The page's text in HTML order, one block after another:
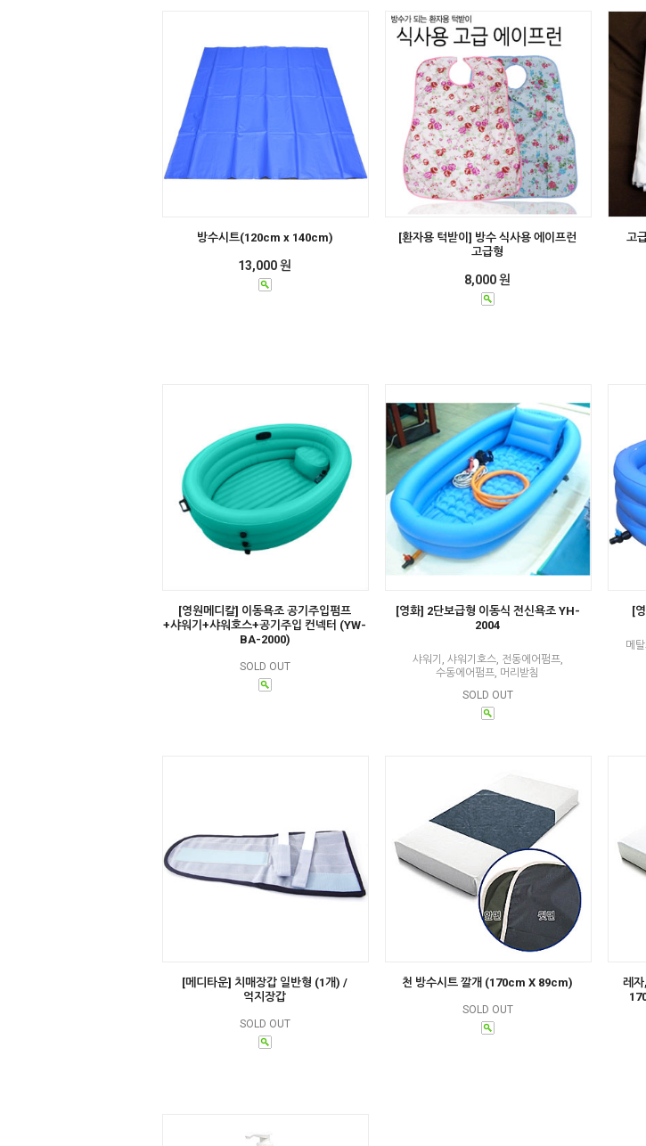
방수시트(120cm x 140cm)
13,000 원
[환자용 턱받이] 방수 식사용 에이프런
고급형
8,000 원
고
[영원메디칼] 이동욕조 공기주입펌프
+샤워기+샤워호스+공기주입 컨넥터 (YW-
BA-2000)
SOLD OUT
[영화] 2단보급형 이동식 전신욕조 YH-
2004
샤워기, 샤워기호스, 전동에어펌프,
수동에어펌프, 머리받침
SOLD OUT
[
메
[메디타운] 치매장갑 일반형 (1개) /
억지장갑
SOLD OUT
천 방수시트 깔개 (170cm X 89cm)
SOLD OUT
레